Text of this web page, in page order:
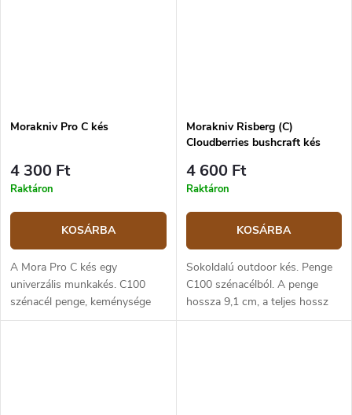
Morakniv Pro C kés
4 300 Ft
Raktáron
KOSÁRBA
A Mora Pro C kés egy
univerzális munkakés. C100
szénacél penge, keménysége
59-60 HRC. Műanyag
Morakniv Risberg (C)
Cloudberries bushcraft kés
4 600 Ft
Raktáron
KOSÁRBA
Sokoldalú outdoor kés. Penge
C100 szénacélból. A penge
hossza 9,1 cm, a teljes hossz
20,6 cm. Bézs–narancssárga